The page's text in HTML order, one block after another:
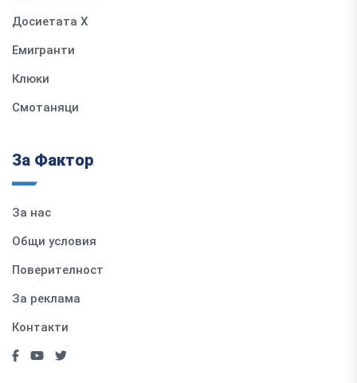
Досиетата Х
Емигранти
Клюки
Смотаняци
За Фактор
За нас
Общи условия
Поверителност
За реклама
Контакти